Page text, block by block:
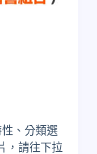
性、分類選
，請往下拉